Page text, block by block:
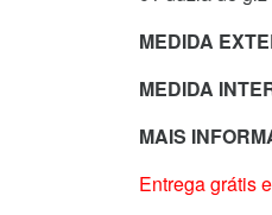
MEDIDA
MEDIDA
MAIS
Entrega grátis